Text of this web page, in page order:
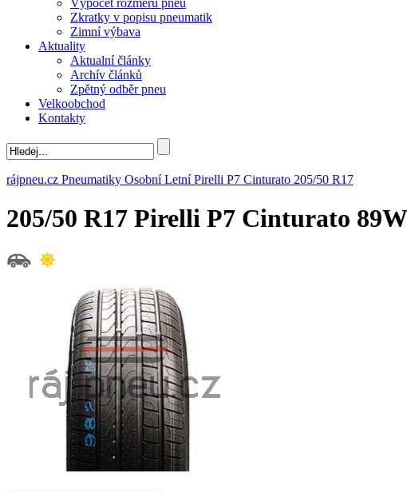
Zkratky v popisu pneumatik
Zimní výbava
Aktuality
Aktualní články
Archív článků
Zpětný odběr pneu
Velkoobchod
Kontakty
rájpneu.cz Pneumatiky Osobní Letní Pirelli P7 Cinturato 205/50 R17
205/50 R17 Pirelli P7 Cinturato